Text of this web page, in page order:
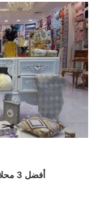
أفضل 3 محلات بيع المفروشات في الإمارات